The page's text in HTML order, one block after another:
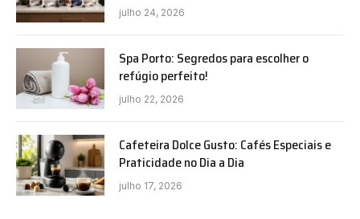
julho 24, 2026
Spa Porto: Segredos para escolher o
refúgio perfeito!
julho 22, 2026
Cafeteira Dolce Gusto: Cafés Especiais e
Praticidade no Dia a Dia
julho 17, 2026